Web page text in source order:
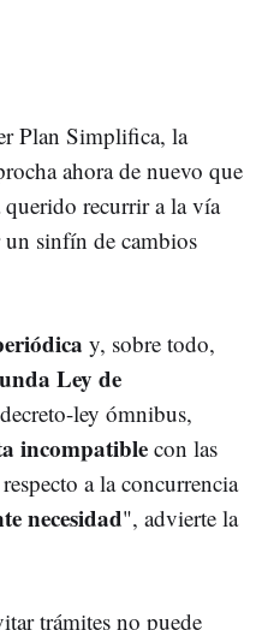
Plan Simplifica, la
ahora de nuevo que
recurrir a la vía
un sinfín de cambios
y, sobre todo,
Ley de
ley ómnibus,
incompatiblecon las
a la concurrencia
necesidad", advierte la
trámites no puede